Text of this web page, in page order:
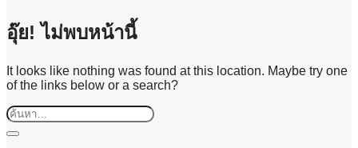
อุ๊ย! ไม่พบหน้านี้
It looks like nothing was found at this location. Maybe try one
of the links below or a search?